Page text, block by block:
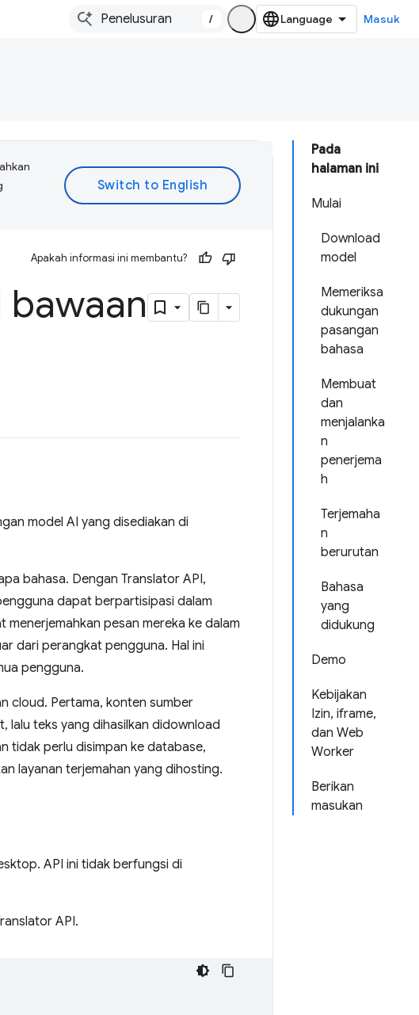
/ Masuk
Pada
halaman ini
Mulai
Download
model
Memeriksa
dukungan
pasangan
bahasa
Membuat
dan
menjalanka
n
penerjema
h
Terjemaha
n
berurutan
Bahasa
yang
didukung
Demo
Kebijakan
Izin, iframe,
dan Web
Worker
Berikan
masukan
Apakah informasi ini membantu?
bawaan
model AI yang disediakan di
bahasa. Dengan Translator API,
dapat berpartisipasi dalam
pesan mereka ke dalam
dari perangkat pengguna. Hal ini
pengguna.
cloud. Pertama, konten sumber
lalu teks yang dihasilkan didownload
tidak perlu disimpan ke database,
layanan terjemahan yang dihosting.
API ini tidak berfungsi di
API.